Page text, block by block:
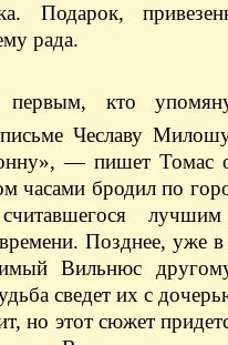
Подарок,
рада.
кто
Чеславу
— пишет Томас
часами бродил по
времени. Позднее, уже
Вильнюс
сведет их с
но этот сюжет